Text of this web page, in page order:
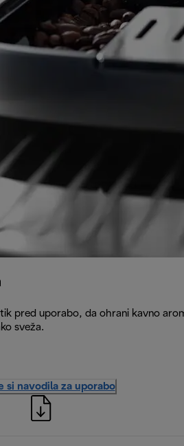
pred uporabo, da ohrani kavno
sveža.
si navodila za uporabo